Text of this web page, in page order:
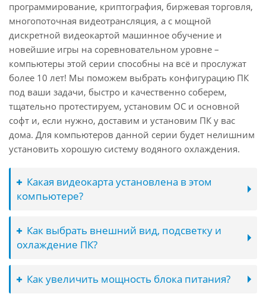
программирование, криптография, биржевая торговля,
многопоточная видеотрансляция, а с мощной
дискретной видеокартой машинное обучение и
новейшие игры на соревновательном уровне –
компьютеры этой серии способны на всё и прослужат
более 10 лет! Мы поможем выбрать конфигурацию ПК
под ваши задачи, быстро и качественно соберем,
тщательно протестируем, установим ОС и основной
софт и, если нужно, доставим и установим ПК у вас
дома. Для компьютеров данной серии будет нелишним
установить хорошую систему водяного охлаждения.
Какая видеокарта установлена в этом
компьютере?
Как выбрать внешний вид, подсветку и
охлаждение ПК?
Как увеличить мощность блока питания?